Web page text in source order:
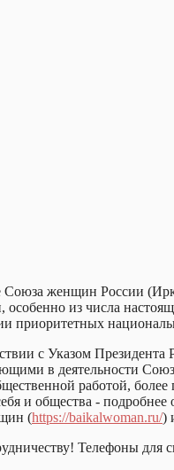
Союза женщин России
из числа
приоритетных
с Указом
в деятельности
работой,
и общества -
(https://baikalwoman.ru/)
Телефоны для